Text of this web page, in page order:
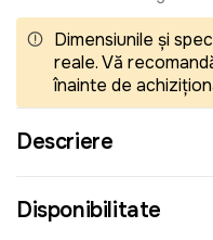
Dimensiunile și
reale. Vă
înainte de
Descriere
Disponibilitate